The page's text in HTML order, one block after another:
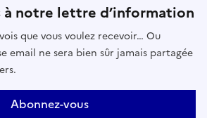
à notre lettre d’information
que vous voulez recevoir… Ou
email ne sera bien sûr jamais partagée
Abonnez-vous